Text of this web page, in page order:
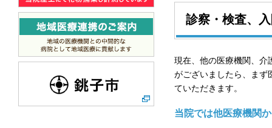
診察・検査、
現在、他の医療機関、介
がございましたら、まず
ていただきます。
当院では他医療機関